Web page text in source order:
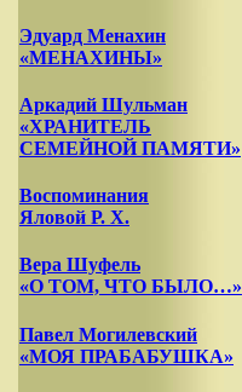
Эдуард Менахин
«МЕНАХИНЫ»
Аркадий Шульман
«ХРАНИТЕЛЬ
СЕМЕЙНОЙ ПАМЯТИ»
Воспоминания
Яловой Р. Х.
Вера Шуфель
«О ТОМ, ЧТО БЫЛО…»
Павел Могилевский
«МОЯ ПРАБАБУШКА»